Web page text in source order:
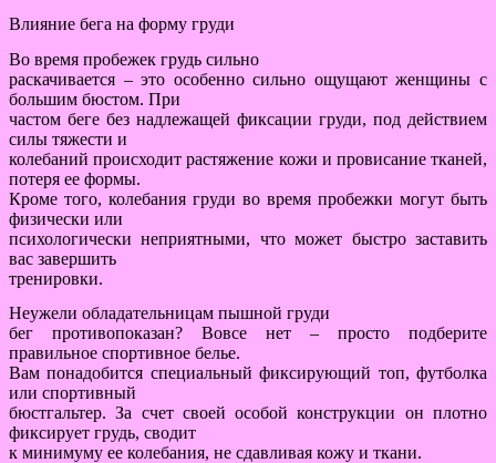
Влияние бега на форму груди
Во время пробежек грудь сильно
раскачивается – это особенно сильно ощущают женщины с
большим бюстом. При
частом беге без надлежащей фиксации груди, под действием
силы тяжести и
колебаний происходит растяжение кожи и провисание тканей,
потеря ее формы.
Кроме того, колебания груди во время пробежки могут быть
физически или
психологически неприятными, что может быстро заставить
вас завершить
тренировки.
Неужели обладательницам пышной груди
бег противопоказан? Вовсе нет – просто подберите
правильное спортивное белье.
Вам понадобится специальный фиксирующий топ, футболка
или спортивный
бюстгальтер. За счет своей особой конструкции он плотно
фиксирует грудь, сводит
к минимуму ее колебания, не сдавливая кожу и ткани.